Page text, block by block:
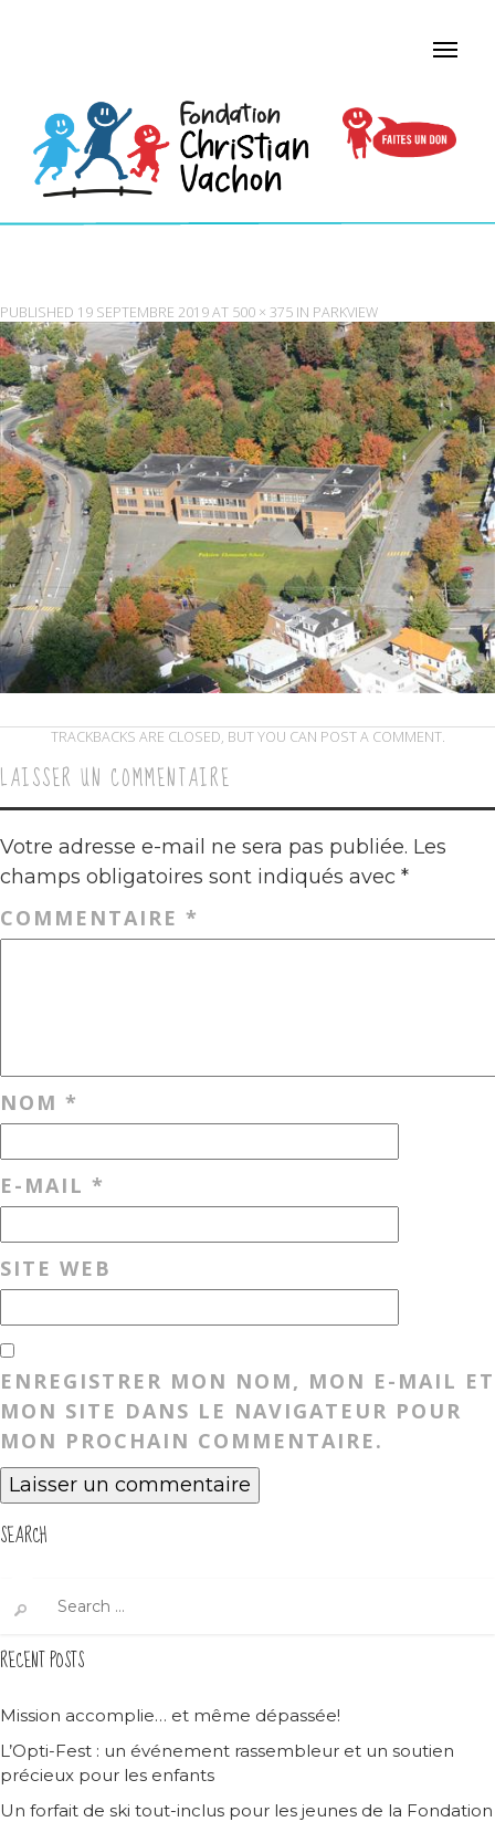
PUBLISHED 19 SEPTEMBRE 2019AT 500 × 375 IN PARKVIEW
TRACKBACKS ARE CLOSED, BUT YOU CAN POST A COMMENT.
LAISSER UN COMMENTAIRE
Votre adresse e-mail ne sera pas publiée. Les
champs obligatoires sont indiqués avec *
COMMENTAIRE *
NOM *
E-MAIL *
SITE WEB
ENREGISTRER MON NOM, MON E-MAIL ET
MON SITE DANS LE NAVIGATEUR POUR
MON PROCHAIN COMMENTAIRE.
SEARCH
for:
RECENT POSTS
Mission accomplie… et même dépassée!
L’Opti-Fest : un événement rassembleur et un soutien
précieux pour les enfants
Un forfait de ski tout-inclus pour les jeunes de la Fondation